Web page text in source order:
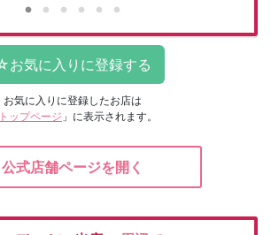
お気に入りに登録したお店は
トップページ 」に表示されます。
公式店舗ページを開く